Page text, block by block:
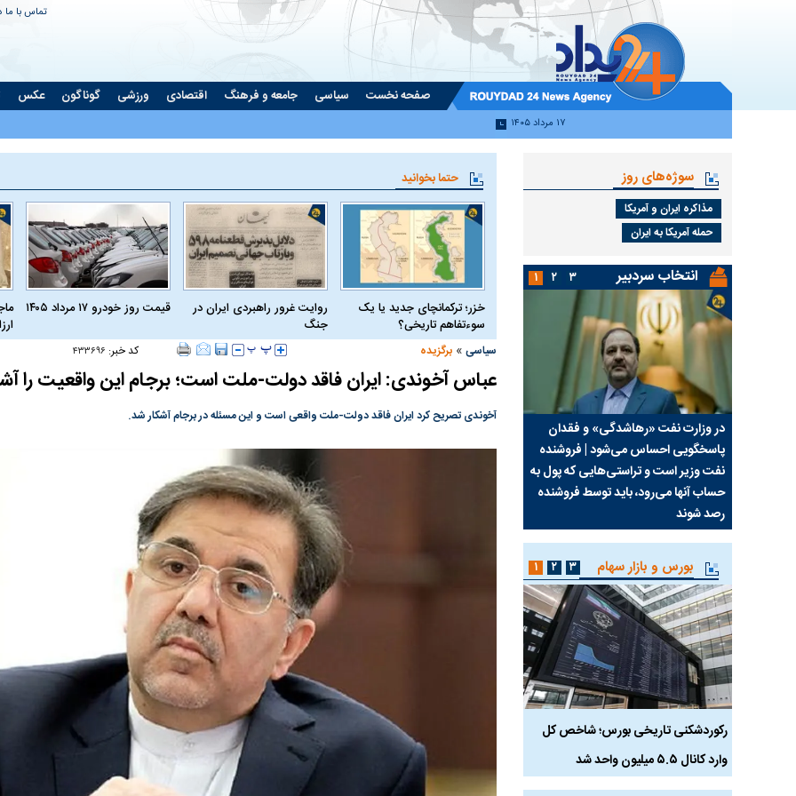
تماس با ما
صفحه نخست سیاسی جامعه و فرهنگ اقتصادی ورزشی گوناگون عکس
۱۷ مرداد ۱۴۰۵
حتما بخوانید
خزر؛ ترکمانچای جدید یا یک
سوءتفاهم تاریخی؟
روایت غرور راهبردی ایران در
جنگ
قیمت روز خودرو ۱۷ مرداد ۱۴۰۵
سیاسی » برگزیده کد خبر: ۴۳۳۶۹۶
عباس آخوندی: ایران فاقد دولت-ملت است؛ برجام این واقعیت را
آخوندی تصریح کرد ایران فاقد دولت-ملت واقعی است و این مسئله در برجام آشکار شد.
سوژه‌های روز
مذاکره ایران و آمریکا
حمله آمریکا به ایران
انتخاب سردبیر
در وزارت نفت «رهاشدگی» و فقدان
پاسخگویی احساس می‌شود | فروشنده
نفت وزیر است و تراستی‌هایی که پول به
حساب آنها می‌رود، باید توسط فروشنده
رصد شوند
چرا رویای آمریکایی سرنگونی رژیم و
نابودی محور مقاومت تعبیر نشد؟ | پشت
مطالعه رفتار هیستریک صدا و سیما علیه
کمپین نه به اعدام
پاسخگویی
۱ ۲ ۳
بورس و بازار سهام
رکوردشکنی تاریخی بورس؛ شاخص کل
وارد کانال ۵.۵ میلیون واحد شد
هجوم نقدینگی به بورس؛ شاخص کل و
هم‌وزن در قله تاریخی
بورس تهران رکورد شکست
رکوردشکنی
۱ ۲ ۳